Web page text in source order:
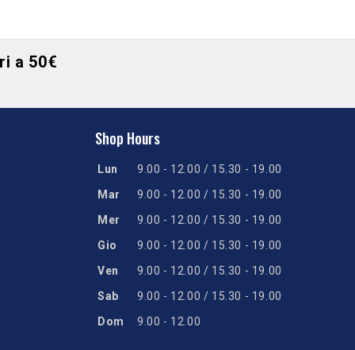
a 50€
Shop Hours
Lun
9.00 - 12.00 / 15.30 - 19.00
Mar
9.00 - 12.00 / 15.30 - 19.00
Mer
9.00 - 12.00 / 15.30 - 19.00
Gio
9.00 - 12.00 / 15.30 - 19.00
Ven
9.00 - 12.00 / 15.30 - 19.00
Sab
9.00 - 12.00 / 15.30 - 19.00
Dom
9.00 - 12.00